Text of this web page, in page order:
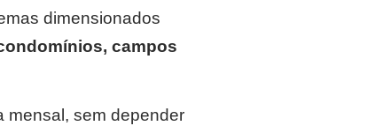
dimensionados
campos
mensal, sem depender